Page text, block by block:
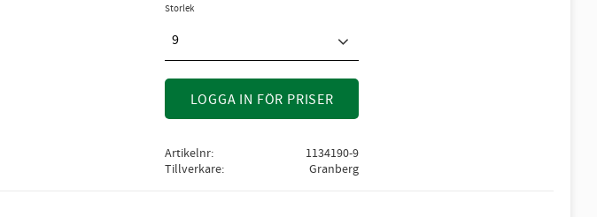
Storlek
9
LOGGA IN FÖR PRISER
Artikelnr
1134190-9
Tillverkare
Granberg